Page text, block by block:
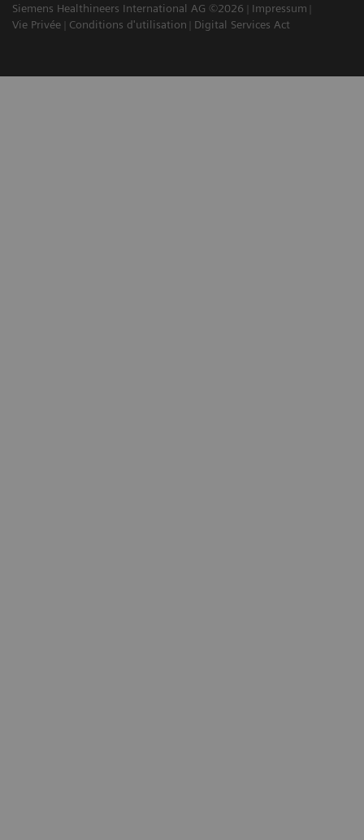
Siemens Healthineers International AG ©2026
Impressum
Vie Privée
Conditions d'utilisation Digital Services Act